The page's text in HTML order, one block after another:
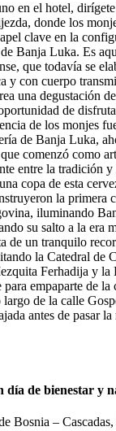
en el hotel,
donde los
clave en la
Banja Luka. Es
que todavía se
y con cuerpo
una degustación
de
de los monjes
de Banja Luka,
comenzó como
entre la tradición
copa de esta
la primera
iluminando
su salto a la era
de un tranquilo
la Catedral de
Ferhadija y la
empaparte de la
largo de la calle
antes de pasar
de bienestar y